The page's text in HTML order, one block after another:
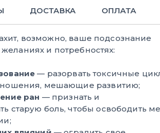
ДОСТАВКА ОПЛАТА
возможно, ваше подсознание
и потребностях:
— разорвать токсичные
мешающие развитию;
ран — признать и
старую боль, чтобы освободить